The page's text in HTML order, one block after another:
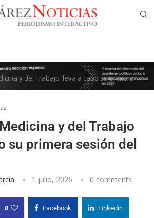
y del Trabajo lleva a cabo su primera
y del Trabajo
su primera sesión del
1 julio, 2026 0 comments
0 Facebook Linkedin